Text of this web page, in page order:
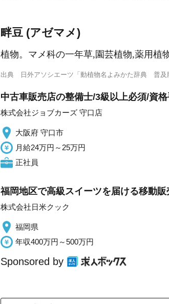
畔豆 (アゼマメ)
植物。マメ科の一年草,園芸植物,薬用植物
出典 日外アソシエーツ「動植物名よみかた辞典 普及
中古車販売店の整備士/3級以上必須/資
株式会社ジョブカーズ 守口店
大阪府 守口市
月給24万円～25万円
正社員
福岡地区で高級スイーツを届ける移動
株式会社日米クック
福岡県
年収400万円～500万円
Sponsored by